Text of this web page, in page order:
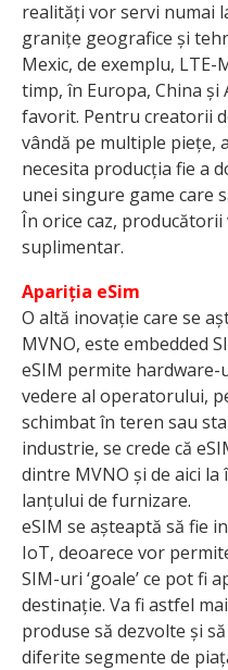
reali­tăți vor servi numai
granițe geografice și
Mexic, de exemplu, LTE-
timp, în Europa, China și
favorit. Pentru creatorii
vândă pe multiple piețe,
necesita producția fie a
unei singure game care
În orice caz,
suplimentar.
Apariția eSim
O altă inovație care se
MVNO, este embedded
eSIM permite
vedere al operatorului,
schimbat în teren sau
industrie, se crede că
dintre MVNO și de aici
lanțului de furnizare.
eSIM se așteaptă să fie
IoT, deoarece vor
SIM-uri ‘goale’ ce pot fi
destinație. Va fi astfel
produse să dezvolte și
diferite segmente de